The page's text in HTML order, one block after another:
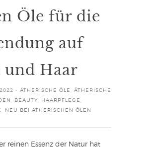
Öle für die
auf
Haar
- ÄTHERISCHE ÖLE
ÄTHERISCHE
BEAUTY HAARPFLEGE
NEU BEI ÄTHERISCHEN ÖLEN
reinen Essenz der Natur hat